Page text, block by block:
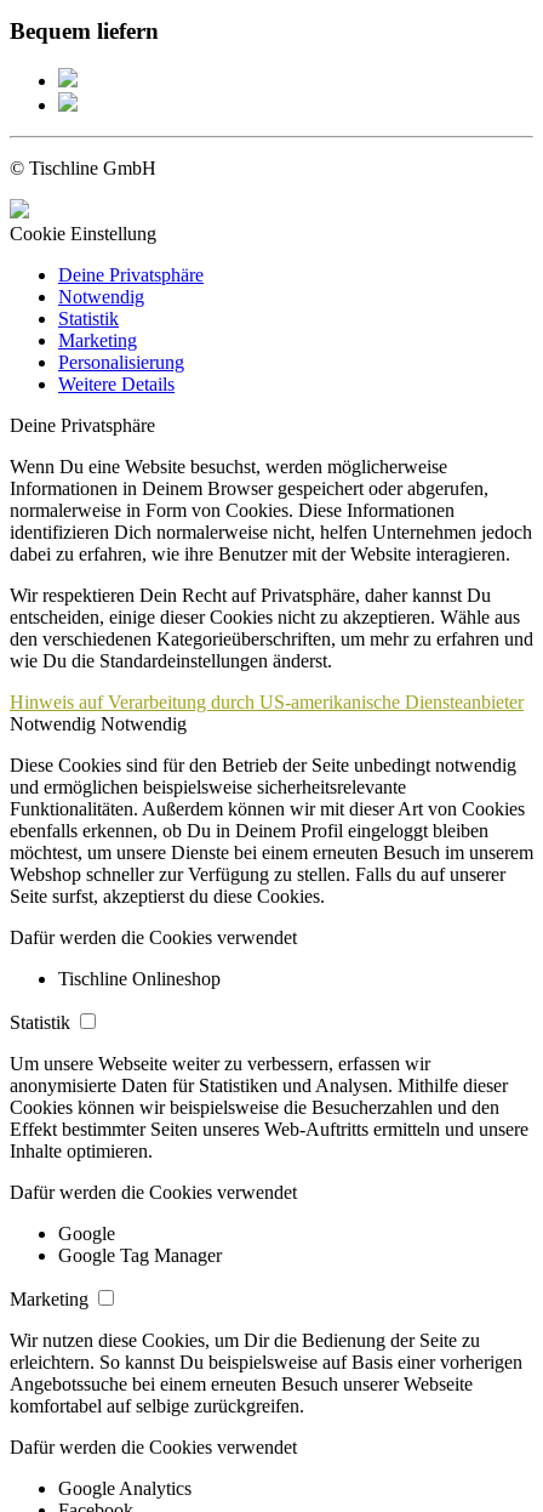
Bequem liefern
© Tischline GmbH
Cookie Einstellung
Deine Privatsphäre
Notwendig
Statistik
Marketing
Personalisierung
Weitere Details
Deine Privatsphäre
Wenn Du eine Website besuchst, werden möglicherweise
Informationen in Deinem Browser gespeichert oder abgerufen,
normalerweise in Form von Cookies. Diese Informationen
identifizieren Dich normalerweise nicht, helfen Unternehmen jedoch
dabei zu erfahren, wie ihre Benutzer mit der Website interagieren.
Wir respektieren Dein Recht auf Privatsphäre, daher kannst Du
entscheiden, einige dieser Cookies nicht zu akzeptieren. Wähle aus
den verschiedenen Kategorieüberschriften, um mehr zu erfahren und
wie Du die Standardeinstellungen änderst.
Hinweis auf Verarbeitung durch US-amerikanische Diensteanbieter
Notwendig Notwendig
Diese Cookies sind für den Betrieb der Seite unbedingt notwendig
und ermöglichen beispielsweise sicherheitsrelevante
Funktionalitäten. Außerdem können wir mit dieser Art von Cookies
ebenfalls erkennen, ob Du in Deinem Profil eingeloggt bleiben
möchtest, um unsere Dienste bei einem erneuten Besuch im unserem
Webshop schneller zur Verfügung zu stellen. Falls du auf unserer
Seite surfst, akzeptierst du diese Cookies.
Dafür werden die Cookies verwendet
Tischline Onlineshop
Statistik
Um unsere Webseite weiter zu verbessern, erfassen wir
anonymisierte Daten für Statistiken und Analysen. Mithilfe dieser
Cookies können wir beispielsweise die Besucherzahlen und den
Effekt bestimmter Seiten unseres Web-Auftritts ermitteln und unsere
Inhalte optimieren.
Dafür werden die Cookies verwendet
Google
Google Tag Manager
Marketing
Wir nutzen diese Cookies, um Dir die Bedienung der Seite zu
erleichtern. So kannst Du beispielsweise auf Basis einer vorherigen
Angebotssuche bei einem erneuten Besuch unserer Webseite
komfortabel auf selbige zurückgreifen.
Dafür werden die Cookies verwendet
Google Analytics